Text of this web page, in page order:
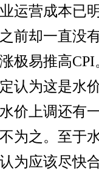
运营成本已
前却一直没
极易推高
认为这是水
上调还有一
为之。至于
为应该尽快